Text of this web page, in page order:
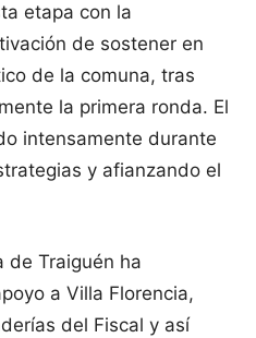
etapa con la
de sostener en
de la comuna, tras
la primera ronda. El
intensamente durante
y afianzando el
de Traiguén ha
a Villa Florencia,
del Fiscal y así